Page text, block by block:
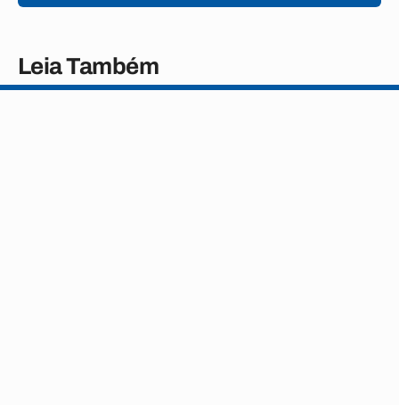
Leia Também